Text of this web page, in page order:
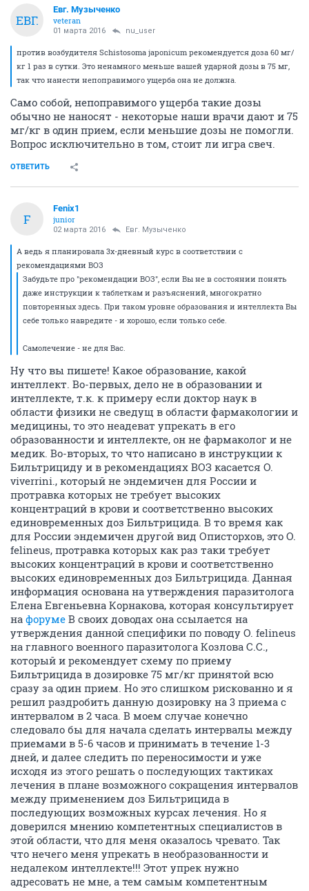
ЕВГ.
Евг. Музыченко
veteran
01 марта 2016 nu_user
против возбудителя Schistosoma japonicum рекомендуется доза 60 мг/
кг 1 раз в сутки. Это ненамного меньше вашей ударной дозы в 75 мг,
так что нанести непоправимого ущерба она не должна.
Само собой, непоправимого ущерба такие дозы
обычно не наносят - некоторые наши врачи дают и 75
мг/кг в один прием, если меньшие дозы не помогли.
Вопрос исключительно в том, стоит ли игра свеч.
ОТВЕТИТЬ
F
Fenix1
junior
02 марта 2016 Евг. Музыченко
А ведь я планировала 3х-дневный курс в соответствии с
рекомендациями ВОЗ
Забудьте про "рекомендации ВОЗ", если Вы не в состоянии понять
даже инструкции к таблеткам и разъяснений, многократно
повторенных здесь. При таком уровне образования и интеллекта Вы
себе только навредите - и хорошо, если только себе.
Самолечение - не для Вас.
Ну что вы пишете! Какое образование, какой
интеллект. Во-первых, дело не в образовании и
интеллекте, т.к. к примеру если доктор наук в
области физики не сведущ в области фармакологии и
медицины, то это неадеват упрекать в его
образованности и интеллекте, он не фармаколог и не
медик. Во-вторых, то что написано в инструкции к
Бильтрициду и в рекомендациях ВОЗ касается O.
viverrini., который не эндемичен для России и
протравка которых не требует высоких
концентраций в крови и соответственно высоких
единовременных доз Бильтрицида. В то время как
для России эндемичен другой вид Описторхов, это O.
felineus, протравка которых как раз таки требует
высоких концентраций в крови и соответственно
высоких единовременных доз Бильтрицида. Данная
информация основана на утверждения паразитолога
Елена Евгеньевна Корнакова, которая консультирует
на форуме В своих доводах она ссылается на
утверждения данной специфики по поводу O. felineus
на главного военного паразитолога Козлова С.С.,
который и рекомендует схему по приему
Бильтрицида в дозировке 75 мг/кг принятой всю
сразу за один прием. Но это слишком рискованно и я
решил раздробить данную дозировку на 3 приема с
интервалом в 2 часа. В моем случае конечно
следовало бы для начала сделать интервалы между
приемами в 5-6 часов и принимать в течение 1-3
дней, и далее следить по переносимости и уже
исходя из этого решать о последующих тактиках
лечения в плане возможного сокращения интервалов
между применением доз Бильтрицида в
последующих возможных курсах лечения. Но я
доверился мнению компетентных специалистов в
этой области, что для меня оказалось чревато. Так
что нечего меня упрекать в необразованности и
недалеком интеллекте!!! Этот упрек нужно
адресовать не мне, а тем самым компетентным